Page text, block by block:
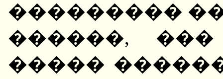
���������
������,
�����